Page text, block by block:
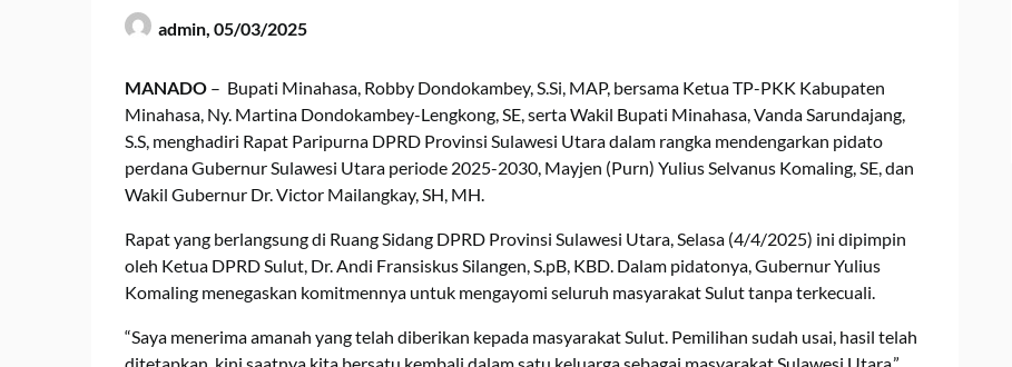
admin, 05/03/2025
MANADO – Bupati Minahasa, Robby Dondokambey, S.Si, MAP, bersama Ketua TP-PKK Kabupaten
Minahasa, Ny. Martina Dondokambey-Lengkong, SE, serta Wakil Bupati Minahasa, Vanda Sarundajang,
S.S, menghadiri Rapat Paripurna DPRD Provinsi Sulawesi Utara dalam rangka mendengarkan pidato
perdana Gubernur Sulawesi Utara periode 2025-2030, Mayjen (Purn) Yulius Selvanus Komaling, SE, dan
Wakil Gubernur Dr. Victor Mailangkay, SH, MH.
Rapat yang berlangsung di Ruang Sidang DPRD Provinsi Sulawesi Utara, Selasa (4/4/2025) ini dipimpin
oleh Ketua DPRD Sulut, Dr. Andi Fransiskus Silangen, S.pB, KBD. Dalam pidatonya, Gubernur Yulius
Komaling menegaskan komitmennya untuk mengayomi seluruh masyarakat Sulut tanpa terkecuali.
“Saya menerima amanah yang telah diberikan kepada masyarakat Sulut. Pemilihan sudah usai, hasil telah